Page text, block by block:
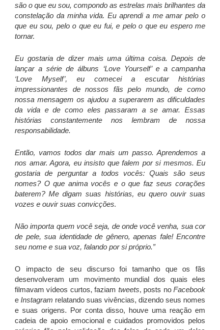
são o que eu sou, compondo as estrelas mais brilhantes da
constelação da minha vida. Eu aprendi a me amar pelo o
que eu sou, pelo o que eu fui, e pelo o que eu espero me
tornar.
Eu gostaria de dizer mais uma última coisa. Depois de
lançar a série de álbuns ‘Love Yourself’ e a campanha
‘Love Myself’, eu comecei a escutar histórias
impressionantes de nossos fãs pelo mundo, de como
nossa mensagem os ajudou a superarem as dificuldades
da vida e de como eles passaram a se amar. Essas
histórias constantemente nos lembram de nossa
responsabilidade.
Então, vamos todos dar mais um passo. Aprendemos a
nos amar. Agora, eu insisto que falem por si mesmos. Eu
gostaria de perguntar a todos vocês: Quais são seus
nomes? O que anima vocês e o que faz seus corações
baterem? Me digam suas histórias, eu quero ouvir suas
vozes e ouvir suas convicções.
Não importa quem você seja, de onde você venha, sua cor
de pele, sua identidade de gênero, apenas fale! Encontre
seu nome e sua voz, falando por si próprio.”
O impacto de seu discurso foi tamanho que os fãs
desenvolveram um movimento mundial dos quais eles
filmavam vídeos curtos, faziam tweets, posts noFacebook
e Instagram relatando suas vivências, dizendo seus nomes
e suas origens. Por conta disso, houve uma reação em
cadeia de apoio emocional e cuidados promovidos pelos